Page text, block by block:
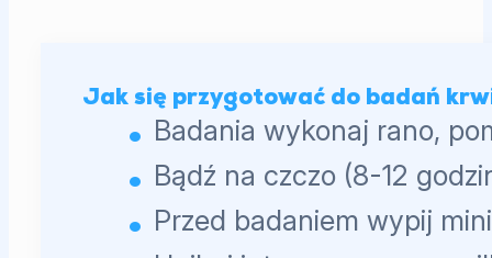
Jak się przygotować do badań
Badania wykonaj rano,
Bądź na czczo (8-12
Przed badaniem wypij